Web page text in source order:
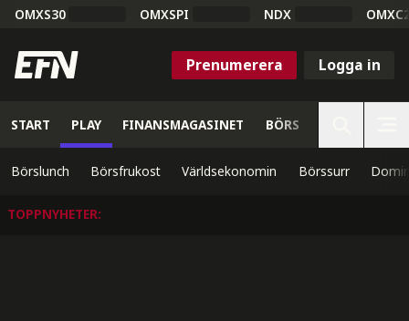
OMXS30 OMXSPI NDX
Prenumerera Logga in
START PLAY FINANSMAGASINET BÖRS
Börslunch Börsfrukost Världsekonomin Börssurr
TOPPNYHETER: